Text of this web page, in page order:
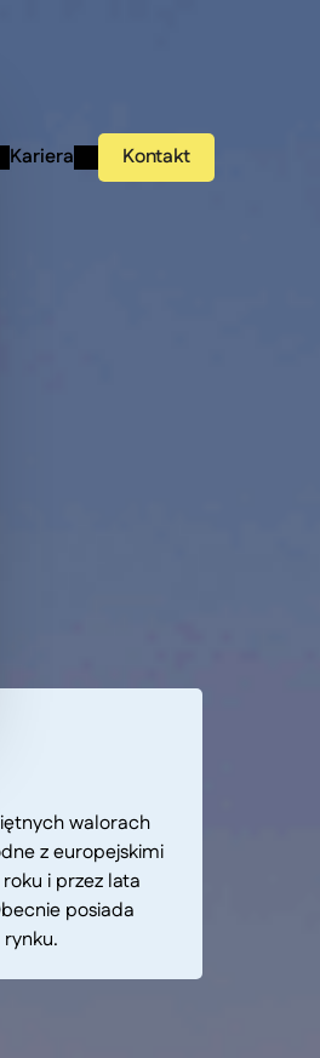
Kariera Kontakt
walorach
z europejskimi
i przez lata
posiada